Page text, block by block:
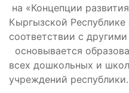
на «Концепции
Кыргызской
соответствии с
основывается
всех дошкольных и
учреждений республики.